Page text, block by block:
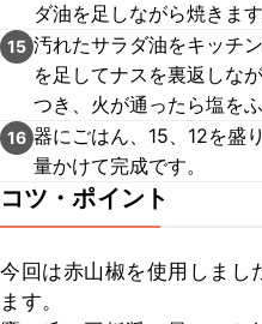
ダ油を足しながら焼きます
15 汚れたサラダ油をキッチ
を足してナスを裏返しな
つき、火が通ったら塩を
16 器にごはん、15、12を盛
量かけて完成です。
コツ・ポイント
今回は赤山椒を使用しまし
ます。